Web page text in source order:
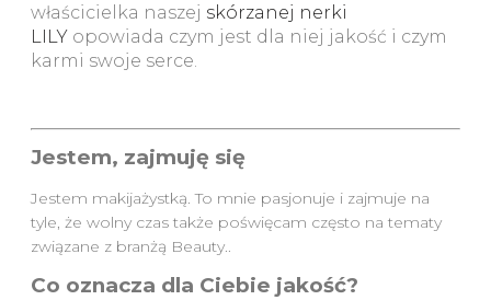
właścicielka naszej skórzanej nerki
LILY opowiada czym jest dla niej jakość i czym
karmi swoje serce.
Jestem, zajmuję się
Jestem makijażystką. To mnie pasjonuje i zajmuje na
tyle, że wolny czas także poświęcam często na tematy
związane z branżą Beauty..
Co oznacza dla Ciebie jakość?